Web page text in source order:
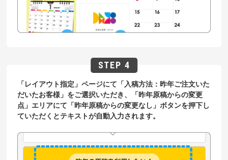
「レイアウト指定」ページにて「入稿方法：昨年ご注文いた
だいたお客様」をご選択いただき、「昨年原稿からの変更
点」エリアにて「昨年原稿からの変更なし」ボタンを押下し
ていただくとテキストが自動入力されます。